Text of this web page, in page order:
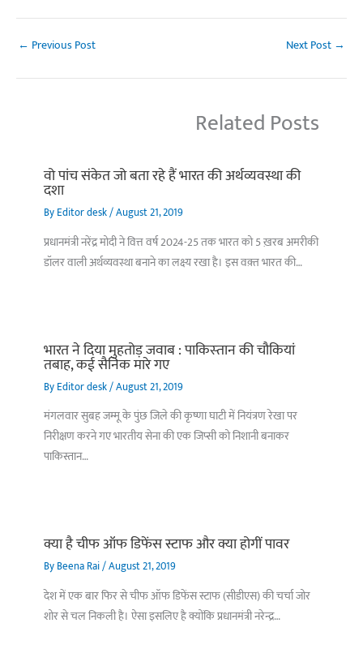
← Previous Post Next Post →
Related Posts
वो पांच संकेत जो बता रहे हैं भारत की अर्थव्यवस्था की
दशा
ByEditor desk/August 21, 2019
प्रधानमंत्री नरेंद्र मोदी ने वित्त वर्ष 2024-25 तक भारत को 5 ख़रब अमरीकी
डॉलर वाली अर्थव्यवस्था बनाने का लक्ष्य रखा है। इस वक़्त भारत की…
भारत ने दिया मुहतोड़ जवाब : पाकिस्‍तान की चौकियां
तबाह, कई सैनिक मारे गए
ByEditor desk/August 21, 2019
मंगलवार सुबह जम्मू के पुंछ जिले की कृष्णा घाटी में नियंत्रण रेखा पर
निरीक्षण करने गए भारतीय सेना की एक जिप्सी को निशानी बनाकर
पाकिस्तान…
क्या है चीफ ऑफ डिफेंस स्टाफ और क्या होगीं पावर
ByBeena Rai/August 21, 2019
देश में एक बार फिर से चीफ ऑफ डिफेंस स्टाफ (सीडीएस) की चर्चा जोर
शोर से चल निकली है। ऐसा इसलिए है क्योंकि प्रधानमंत्री नरेन्द्र…